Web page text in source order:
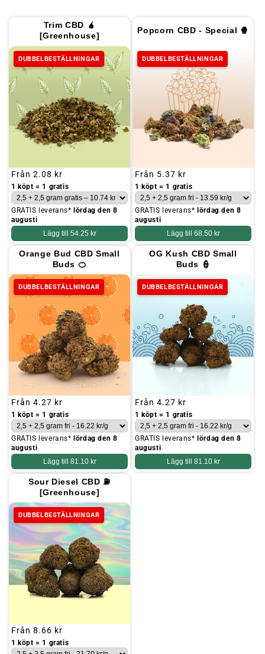
Trim CBD 🧉
[Greenhouse]
DUBBELBESTÄLLNINGAR
Ordinarie
pris
Från 2.08 kr
1 köpt = 1 gratis
GRATIS leverans*lördag den 8
augusti
Lägg till 54.25 kr
Popcorn CBD - Special 🍿
DUBBELBESTÄLLNINGAR
Ordinarie
pris
Från 5.37 kr
1 köpt = 1 gratis
GRATIS leverans*lördag den 8
augusti
Lägg till 68.50 kr
Orange Bud CBD Small
Buds 🍊
DUBBELBESTÄLLNINGAR
Ordinarie
pris
Från 4.27 kr
1 köpt = 1 gratis
GRATIS leverans* lördag den 8
augusti
Lägg till 81.10 kr
OG Kush CBD Small
Buds 👮
DUBBELBESTÄLLNINGAR
Ordinarie
pris
Från 4.27 kr
1 köpt = 1 gratis
GRATIS leverans*lördag den 8
augusti
Lägg till 81.10 kr
Sour Diesel CBD ⛽
[Greenhouse]
DUBBELBESTÄLLNINGAR
Ordinarie
pris
Från 8.66 kr
1 köpt = 1 gratis